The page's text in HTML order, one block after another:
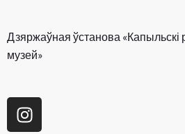
Дзяржаўная ўстанова
музей»
I
n